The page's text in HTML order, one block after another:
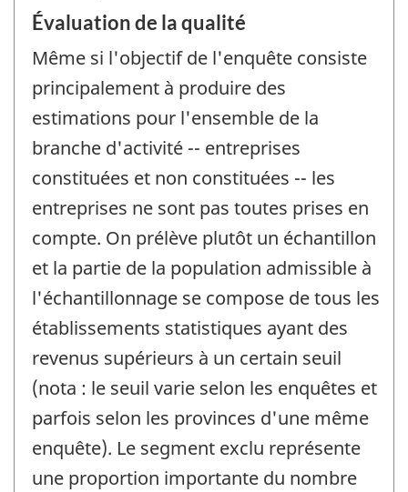
Évaluation de la qualité
Même si l'objectif de l'enquête consiste
principalement à produire des
estimations pour l'ensemble de la
branche d'activité -- entreprises
constituées et non constituées -- les
entreprises ne sont pas toutes prises en
compte. On prélève plutôt un échantillon
et la partie de la population admissible à
l'échantillonnage se compose de tous les
établissements statistiques ayant des
revenus supérieurs à un certain seuil
(nota : le seuil varie selon les enquêtes et
parfois selon les provinces d'une même
enquête). Le segment exclu représente
une proportion importante du nombre